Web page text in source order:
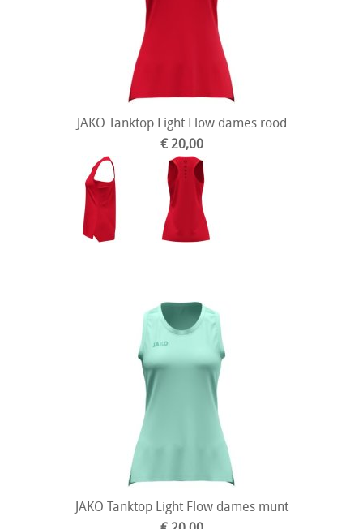
JAKO Tanktop Light Flow dames rood
€ 20,00
JAKO Tanktop Light Flow dames munt